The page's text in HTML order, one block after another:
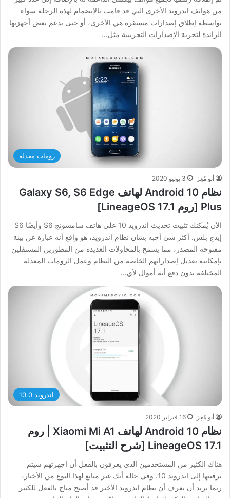
من هواتف اندرويد الأخرى التي قد قامت بالإنضمام لهذه الرحلة سواء
بواسطة إطلاق إصدارات مستقرة هي الأخرى، أو حتى بدعم بعض أجهزتها
الرائدة لتجربة الإصدارات التجريبية مثل…
رومات معدلة
أبو مُعِز 3 يونيو 2020
نظام Android 10 لهاتف Galaxy S6, S6 Edge
Plus [روم LineageOS 17.1]
الآن يُمكنك تثبيت تحديث اندرويد 10 على هاتف سامسونج S6 وأيضًا S6
إيدج بلس. أكثر شئ أحبه بشان نظام اندرويد، هو واقع أنه عبارة عن بيئة
مفتوحة المصدر، مما يسمح بالمحاولات العديدة من المطورين المستقلين
بإمكانية تعديل إصداراتهم الخاصة من النظام وعمل الرومات المعدلة
المختلفة بدون دفع أية أموال لأي…
اندرويد 10.0
أبو مُعِز 16 فبراير 2020
نظام Android 10 لهاتف Xiaomi Mi A1 | روم
LineageOS 17.1 [شرح التثبيت]
هناك الكثير من المستخدمين الذي يعرفون بالفعل أن اجهزتهم سيتم
ترقيتها إلى اندرويد 10. وفي حالة أنك غير متابع لهذا النوع من الأخبار،
ربما تريد أن تعرف أن نظام اندرويد الأخير قد أصبح متاح بالفعل للكثير